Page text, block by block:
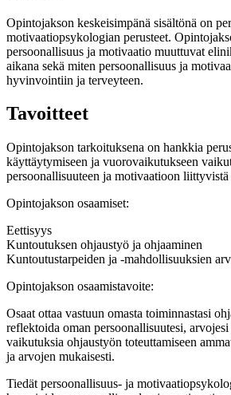
Opintojakson keskeisimpänä sisältönä on
motivaatiopsykologian perusteet.
persoonallisuus ja motivaatio muuttuvat
aikana sekä miten persoonallisuus ja
hyvinvointiin ja terveyteen.
Tavoitteet
Opintojakson tarkoituksena on hankkia
käyttäytymiseen ja vuorovaikutukseen
persoonallisuuteen ja motivaatioon
Opintojakson osaamiset:
Eettisyys
Kuntoutuksen ohjaustyö ja ohjaaminen
Kuntoutustarpeiden ja -mahdollisuuksien
Opintojakson osaamistavoite:
Osaat ottaa vastuun omasta toiminnastasi
reflektoida oman persoonallisuutesi,
vaikutuksia ohjaustyön toteuttamiseen
ja arvojen mukaisesti.
Tiedät persoonallisuus- ja